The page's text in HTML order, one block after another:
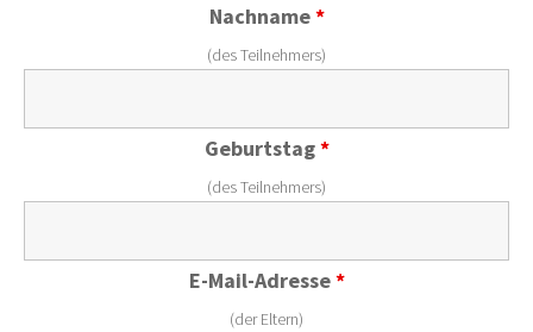
Nachname*
(des Teilnehmers)
Geburtstag*
(des Teilnehmers)
E-Mail-Adresse*
(der Eltern)